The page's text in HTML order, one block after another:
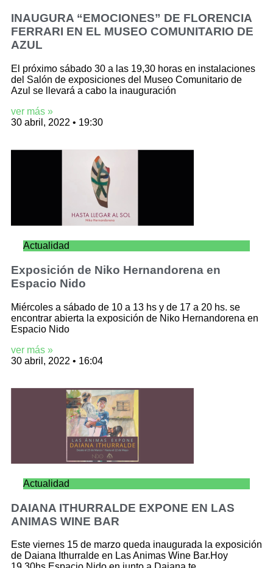
INAUGURA “EMOCIONES” DE FLORENCIA
FERRARI EN EL MUSEO COMUNITARIO DE
AZUL
El próximo sábado 30 a las 19,30 horas en instalaciones
del Salón de exposiciones del Museo Comunitario de
Azul se llevará a cabo la inauguración
ver más »
30 abril, 2022
19:30
Actualidad
Exposición de Niko Hernandorena en
Espacio Nido
Miércoles a sábado de 10 a 13 hs y de 17 a 20 hs. se
encontrar abierta la exposición de Niko Hernandorena en
Espacio Nido
ver más »
30 abril, 2022
16:04
Actualidad
DAIANA ITHURRALDE EXPONE EN LAS
ANIMAS WINE BAR
Este viernes 15 de marzo queda inaugurada la exposición
de Daiana Ithurralde en Las Animas Wine Bar.Hoy